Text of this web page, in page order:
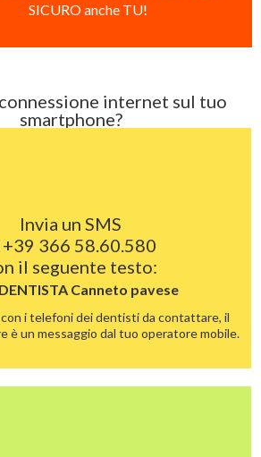
SICURO anche TU!
internet sul tuo
smartphone?
Invia un SMS
+39 366 58.60.580
il seguente testo:
Canneto pavese
con i telefoni dei dentisti da contattare, il
è un messaggio dal tuo operatore mobile.